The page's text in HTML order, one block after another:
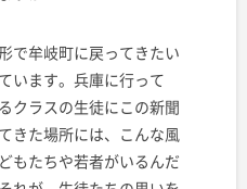
で牟岐町に戻ってきたい
います。兵庫に行って
クラスの生徒にこの新聞
きた場所には、こんな風
もたちや若者がいるんだ